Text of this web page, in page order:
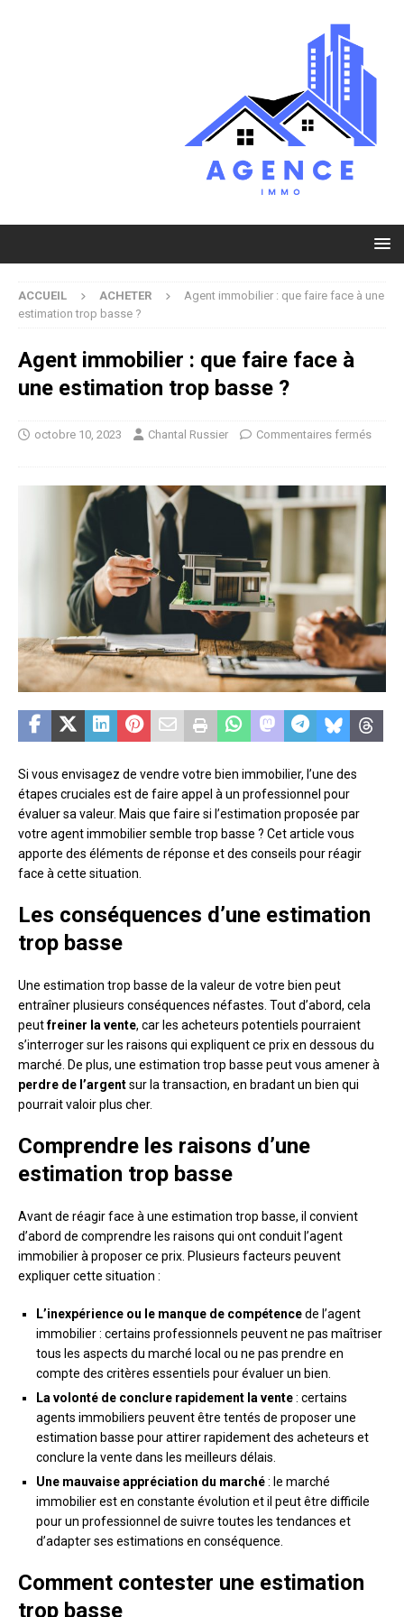
ACCUEIL ACHETER
Agent immobilier : que faire face à une
estimation trop basse ?
Agent immobilier : que faire face à
une estimation trop basse ?
octobre 10, 2023 Chantal Russier Commentaires fermés
Si vous envisagez de vendre votre bien immobilier, l’une des
étapes cruciales est de faire appel à un professionnel pour
évaluer sa valeur. Mais que faire si l’estimation proposée par
votre agent immobilier semble trop basse ? Cet article vous
apporte des éléments de réponse et des conseils pour réagir
face à cette situation.
Les conséquences d’une estimation
trop basse
Une estimation trop basse de la valeur de votre bien peut
entraîner plusieurs conséquences néfastes. Tout d’abord, cela
peutfreiner la vente, car les acheteurs potentiels pourraient
s’interroger sur les raisons qui expliquent ce prix en dessous du
marché. De plus, une estimation trop basse peut vous amener à
perdre de l’argentsur la transaction, en bradant un bien qui
pourrait valoir plus cher.
Comprendre les raisons d’une
estimation trop basse
Avant de réagir face à une estimation trop basse, il convient
d’abord de comprendre les raisons qui ont conduit l’agent
immobilier à proposer ce prix. Plusieurs facteurs peuvent
expliquer cette situation :
L’inexpérience ou le manque de compétencede l’agent
immobilier : certains professionnels peuvent ne pas maîtriser
tous les aspects du marché local ou ne pas prendre en
compte des critères essentiels pour évaluer un bien.
La volonté de conclure rapidement la vente: certains
agents immobiliers peuvent être tentés de proposer une
estimation basse pour attirer rapidement des acheteurs et
conclure la vente dans les meilleurs délais.
Une mauvaise appréciation du marché: le marché
immobilier est en constante évolution et il peut être difficile
pour un professionnel de suivre toutes les tendances et
d’adapter ses estimations en conséquence.
Comment contester une estimation
trop basse